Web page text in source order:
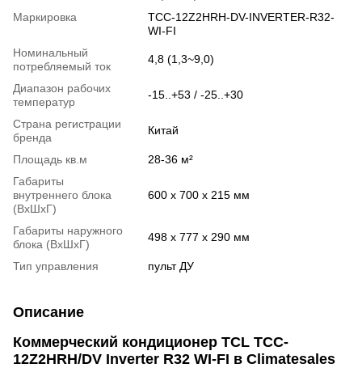
Маркировка
TCC-12Z2HRH-DV-INVERTER-R32-
WI-FI
Номинальный
потребляемый ток
4,8 (1,3~9,0)
Диапазон рабочих
температур
-15..+53 / -25..+30
Страна регистрации
бренда
Китай
Площадь кв.м
28-36 м²
Габариты
внутреннего блока
(ВхШхГ)
600 x 700 x 215 мм
Габариты наружного
блока (ВхШхГ)
498 x 777 x 290 мм
Тип управления пульт ДУ
Описание
Коммерческий кондиционер TCL TCC-
12Z2HRH/DV Inverter R32 WI-FI в Climatesales